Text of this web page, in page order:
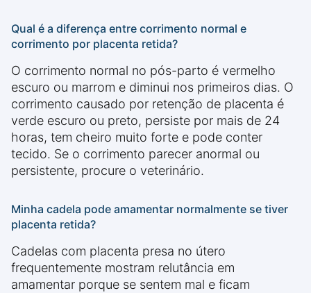
Qual é a diferença entre corrimento normal e
corrimento por placenta retida?
O corrimento normal no pós-parto é vermelho
escuro ou marrom e diminui nos primeiros dias. O
corrimento causado por retenção de placenta é
verde escuro ou preto, persiste por mais de 24
horas, tem cheiro muito forte e pode conter
tecido. Se o corrimento parecer anormal ou
persistente, procure o veterinário.
Minha cadela pode amamentar normalmente se tiver
placenta retida?
Cadelas com placenta presa no útero
frequentemente mostram relutância em
amamentar porque se sentem mal e ficam